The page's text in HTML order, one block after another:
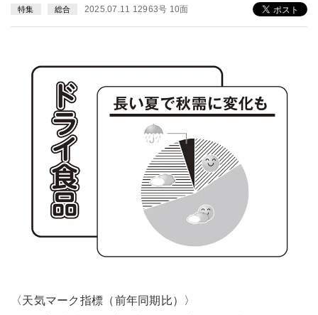
特集 総合 2025.07.11 12963号 10面
〈天気マーク指標（前年同期比）〉